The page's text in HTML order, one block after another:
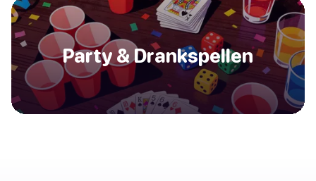
Party & Drankspellen